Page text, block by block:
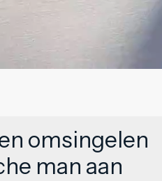
omsingelen
man aan